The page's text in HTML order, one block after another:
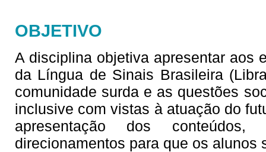
OBJETIVO
A disciplina objetiva apresentar aos
da Língua de Sinais Brasileira
comunidade surda e as questões
inclusive com vistas à atuação do
apresentação dos
direcionamentos para que os alunos